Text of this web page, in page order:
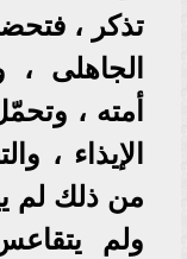
تذكر ،
الجاهلى
أمته ،
الإيذاء ،
من ذلك لم
ولم